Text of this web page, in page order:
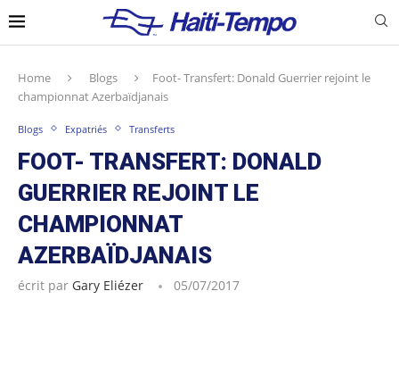
Home Blogs
Foot- Transfert: Donald Guerrier rejoint le
championnat Azerbaïdjanais
Blogs Expatriés Transferts
FOOT- TRANSFERT: DONALD
GUERRIER REJOINT LE
CHAMPIONNAT
AZERBAÏDJANAIS
écrit par Gary Eliézer 05/07/2017